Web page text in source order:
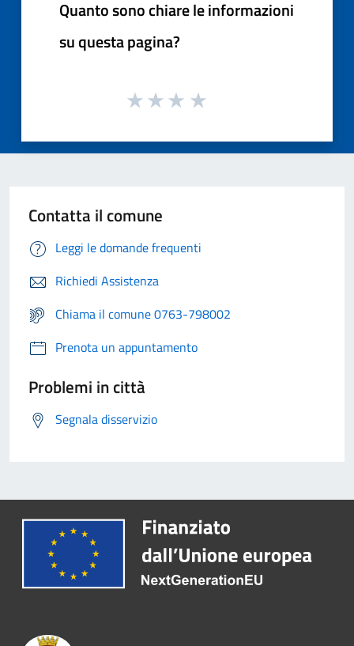
Quanto sono chiare le informazioni
su questa pagina?
Contatta il comune
Leggi le domande frequenti
Richiedi Assistenza
Chiama il comune 0763-798002
Prenota un appuntamento
Problemi in città
Segnala disservizio